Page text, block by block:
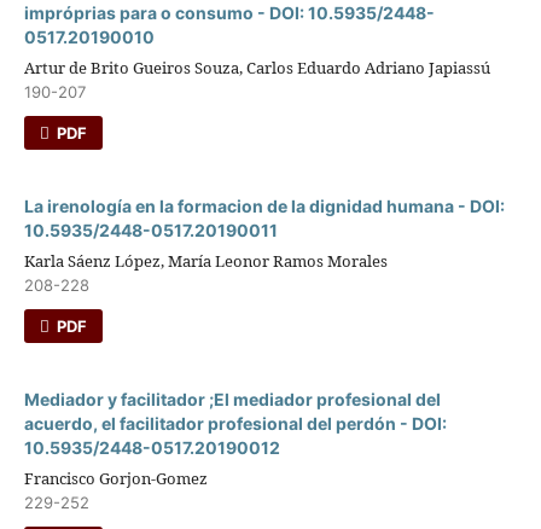
impróprias para o consumo - DOI: 10.5935/2448-
0517.20190010
Artur de Brito Gueiros Souza, Carlos Eduardo Adriano Japiassú
190-207
PDF
La irenologí­a en la formacion de la dignidad humana - DOI:
10.5935/2448-0517.20190011
Karla Sáenz López, María Leonor Ramos Morales
208-228
PDF
Mediador y facilitador ;El mediador profesional del
acuerdo, el facilitador profesional del perdón - DOI:
10.5935/2448-0517.20190012
Francisco Gorjon-Gomez
229-252